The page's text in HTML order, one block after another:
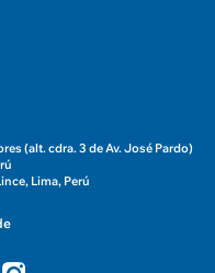
(alt. cdra. 3 de Av. José Pardo)
Lima, Perú